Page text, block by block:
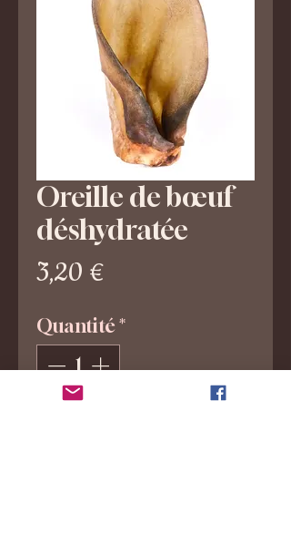
Oreille de bœuf
déshydratée
3,20 €Prix
Quantité*